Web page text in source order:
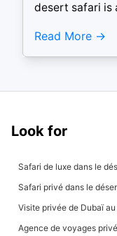
desert safari is
Read More
Look for
Safari de luxe dans le
Safari privé dans le
Visite privée de Dubaï
Agence de voyages